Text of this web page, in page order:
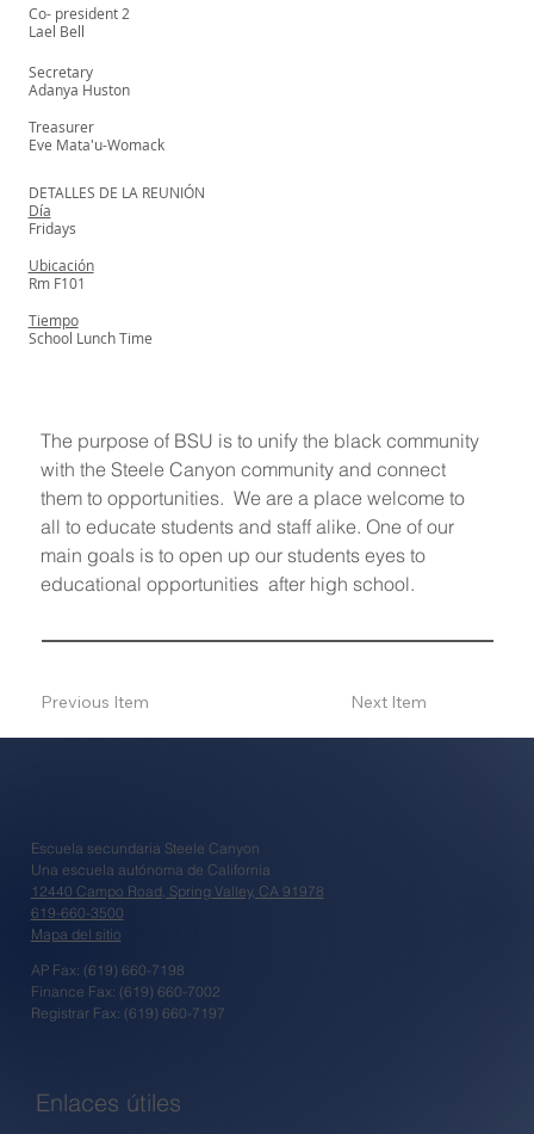
The purpose of BSU is to unify the black community
with the Steele Canyon community and connect
them to opportunities.  We are a place welcome to
all to educate students and staff alike. One of our
main goals is to open up our students eyes to
educational opportunities  after high school.
Co- president 2
Lael Bell
Secretary
Adanya Huston
Treasurer
Eve Mata'u-Womack
DETALLES DE LA REUNIÓN
Día
Fridays
Ubicación
Rm F101
Tiempo
School Lunch Time
Next Item
Previous Item
Escuela secundaria Steele Canyon
Una escuela autónoma de California
12440 Campo Road, Spring Valley, CA 91978
619-660-3500
Mapa del sitio
Enlaces útiles
AP Fax: (619) 660-7198
Finance Fax: (619) 660-7002
Registrar Fax: (619) 660-7197